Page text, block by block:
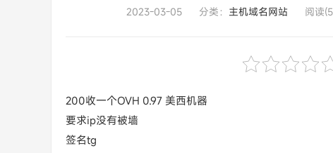
2023-03-05 分类： 主机域名网站 阅读
200收一个OVH 0.97 美西机器
要求ip没有被墙
签名tg